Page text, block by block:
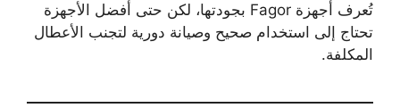
تُعرف أجهزة Fagor بجودتها، لكن حتى أفضل الأجهزة
تحتاج إلى استخدام صحيح وصيانة دورية لتجنب الأعطال
المكلفة.